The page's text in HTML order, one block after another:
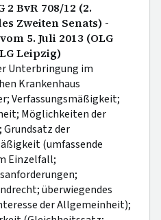
2 BvR 708/12 (2.
Zweiten Senats) -
5. Juli 2013 (OLG
Leipzig)
Unterbringung im
Krankenhaus
Verfassungsmäßigkeit;
Möglichkeiten der
Grundsatz der
(umfassende
Einzelfall;
überwiegendes
der Allgemeinheit);